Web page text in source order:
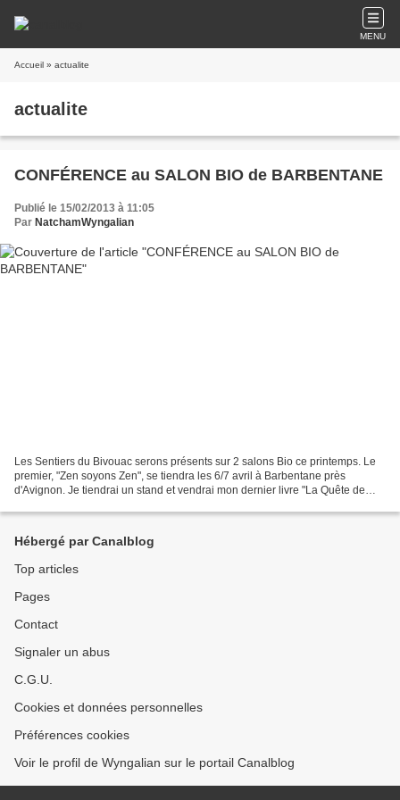
MENU
Accueil » actualite
actualite
CONFÉRENCE au SALON BIO de BARBENTANE
Publié le 15/02/2013 à 11:05
Par NatchamWyngalian
Les Sentiers du Bivouac serons présents sur 2 salons Bio ce printemps. Le
premier, "Zen soyons Zen", se tiendra les 6/7 avril à Barbentane près
d'Avignon. Je tiendrai un stand et vendrai mon dernier livre "La Quête de
Hébergé par Canalblog
Top articles
Pages
Contact
Signaler un abus
C.G.U.
Cookies et données personnelles
Préférences cookies
Voir le profil de Wyngalian sur le portail Canalblog